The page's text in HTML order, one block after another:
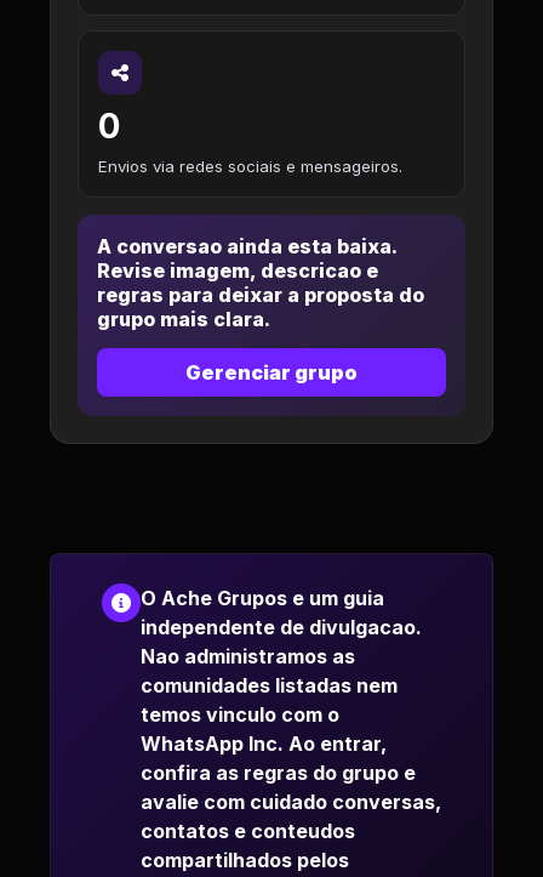
0
Envios via redes sociais e mensageiros.
A conversao ainda esta baixa.
Revise imagem, descricao e
regras para deixar a proposta do
grupo mais clara.
Gerenciar grupo
O Ache Grupos e um guia
independente de divulgacao.
Nao administramos as
comunidades listadas nem
temos vinculo com o
WhatsApp Inc. Ao entrar,
confira as regras do grupo e
avalie com cuidado conversas,
contatos e conteudos
compartilhados pelos